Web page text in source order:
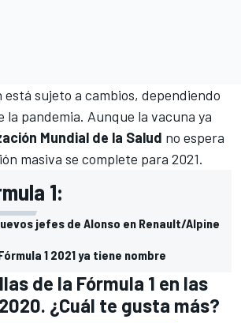
está sujeto a cambios, dependiendo
la pandemia. Aunque la vacuna ya
Mundial de la Salud no espera
masiva se complete para 2021.
1:
jefes de Alonso en Renault/Alpine
1 2021 ya tiene nombre
de la Fórmula 1 en las
¿Cuál te gusta más?